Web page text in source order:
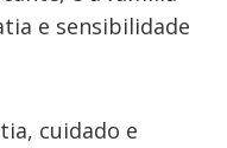
e sensibilidade
cuidado e